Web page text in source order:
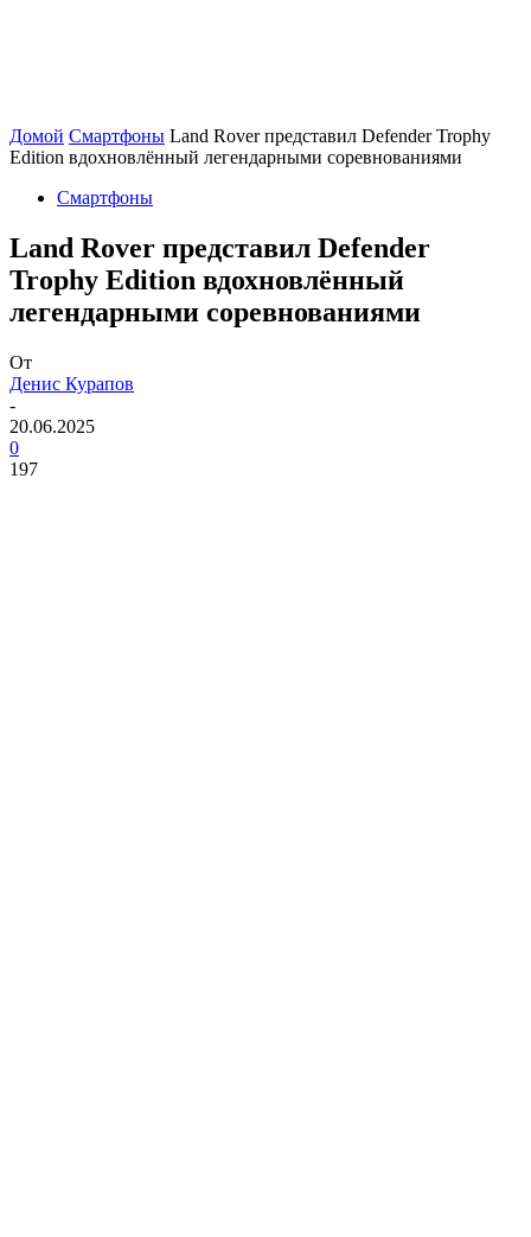
Домой Смартфоны Land Rover представил Defender Trophy
Edition вдохновлённый легендарными соревнованиями
Смартфоны
Land Rover представил Defender
Trophy Edition вдохновлённый
легендарными соревнованиями
От
Денис Курапов
-
20.06.2025
0
197